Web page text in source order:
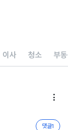
이사 청소 부

댓글1